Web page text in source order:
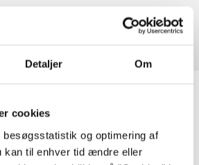
Detaljer Om
cookies
og optimering af
kan til enhver tid ændre eller
fordelt på udgivelser